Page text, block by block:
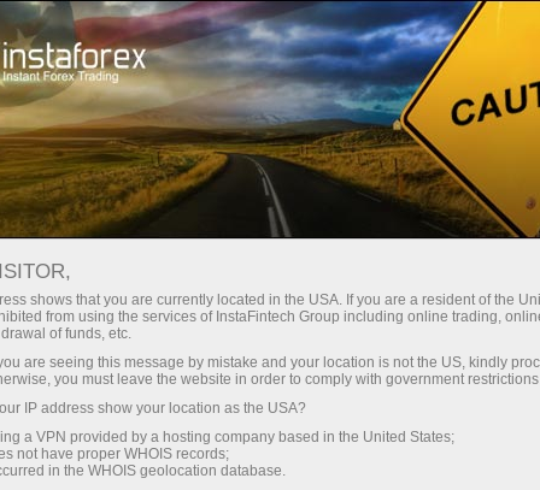
Untuk Pedagang
Syarat Dagangan
EURJPY.fx
182.523 (%) 07 Aug 2026 20:59
Beli
shows that you are currently located in the USA. If you are a resident of the
from using the services of InstaFintech Group including online trading,
of funds, etc.
are seeing this message by mistake and your location is not the US, kindly
you must leave the website in order to comply with government
IP address show your location as the USA?
a VPN provided by a hosting company based in the United States;
not have proper WHOIS records;
in the WHOIS geolocation database.